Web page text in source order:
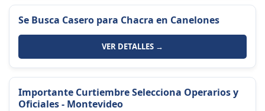
Se Busca Casero para Chacra en Canelones
VER DETALLES →
Importante Curtiembre Selecciona Operarios y
Oficiales - Montevideo